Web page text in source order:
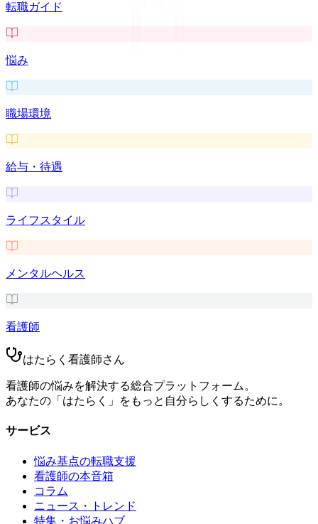
転職ガイド
悩み
職場環境
給与・待遇
ライフスタイル
メンタルヘルス
看護師
はたらく看護師さん
看護師の悩みを解決する総合プラットフォーム。
あなたの「はたらく」をもっと自分らしくするために。
サービス
悩み基点の転職支援
看護師の本音箱
コラム
ニュース・トレンド
特集・お悩みハブ